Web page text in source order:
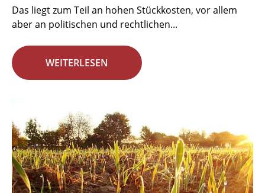
Das liegt zum Teil an hohen Stückkosten, vor allem
aber an politischen und rechtlichen...
WEITERLESEN